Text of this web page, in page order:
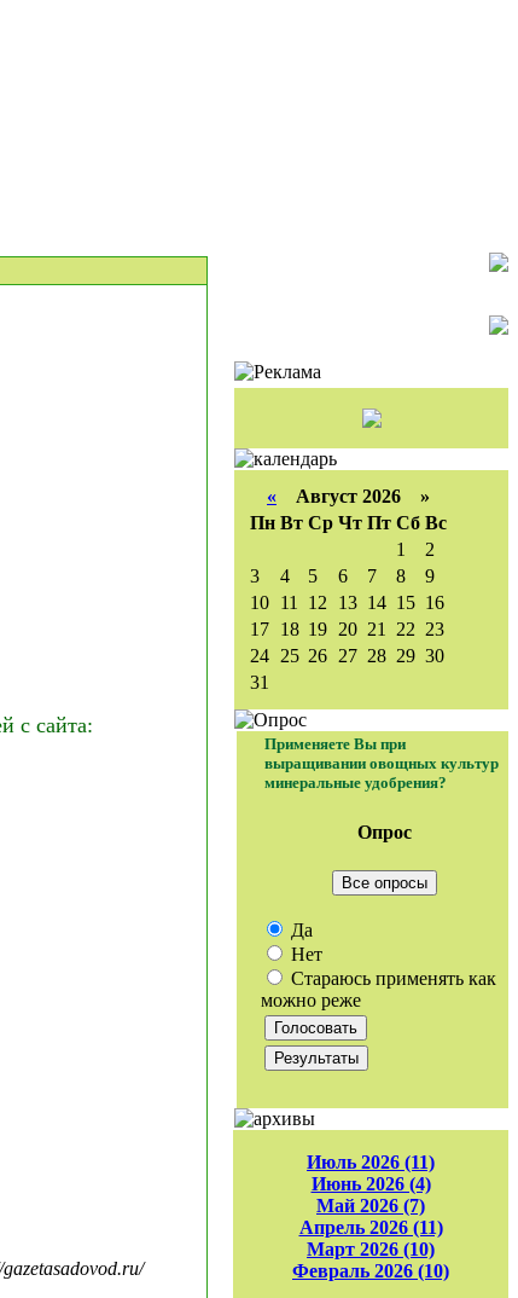
с сайта:
« Август 2026 »
Пн Вт Ср Чт Пт Сб Вс
1
2
3
4 5 6 7 8
9
10 11 12 13 14 15 16
17 18 19 20 21 22 23
24 25 26 27 28 29 30
31
Применяете Вы при
выращивании овощных культур
минеральные удобрения?
Опрос
Все опросы
Да
Нет
Стараюсь применять как
можно реже
Июль 2026 (11)
Июнь 2026 (4)
Май 2026 (7)
Апрель 2026 (11)
Март 2026 (10)
Февраль 2026 (10)